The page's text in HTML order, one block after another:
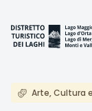
Inhalt
Arte, Cultura